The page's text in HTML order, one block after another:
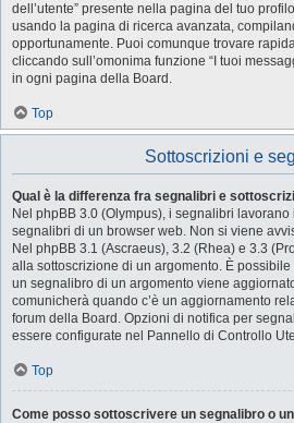
dell’utente” presente nella pagina del tuo
usando la pagina di ricerca avanzata,
opportunamente. Puoi comunque trovare
cliccando sull’omonima funzione “I tuoi
in ogni pagina della Board.
Top
Sottoscrizioni e
Qual è la differenza fra segnalibri e
Nel phpBB 3.0 (Olympus), i segnalibri
segnalibri di un browser web. Non si viene
Nel phpBB 3.1 (Ascraeus), 3.2 (Rhea) e 3.3
alla sottoscrizione di un argomento. È
un segnalibro di un argomento viene
comunicherà quando c’è un aggiornamento
forum della Board. Opzioni di notifica per
essere configurate nel Pannello di Controllo
Top
Come posso sottoscrivere un segnalibro o